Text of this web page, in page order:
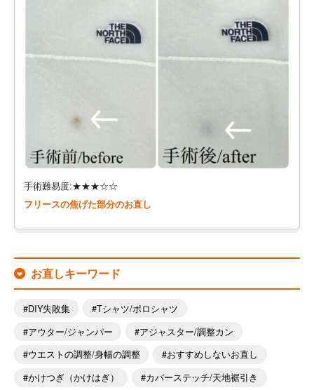
手術難易度:★★★☆☆
フリースの焦げた部分のお直し
お直しキーワード
DIY失敗集
Tシャツ/ポロシャツ
アウター/ジャンパー
アジャスター/調整カン
ウエストの調整/身幅の調整
おすすめしないお直し
かけつぎ（かけはぎ）
カバーステッチ/天地裾引き